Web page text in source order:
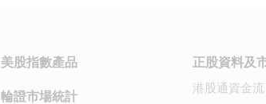
美股指數產品
輪證市場統計
正股資料及
港股通資金流